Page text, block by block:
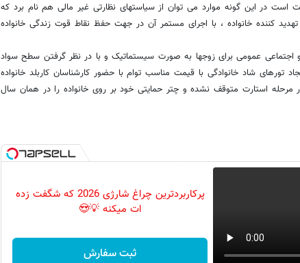
است در این گونه موارد می توان از سیاستهای نظارتی غیر مالی هم نام برد که
کننده خانواده ، با اجرای مستمر آن در جهت حفظ نقاط قوت زندگی خانواده
اجتماعی عمومی برای زوجها به صورت سیستماتیک و با در نظر گرفتن سطح سواد
تورهای شاد خانوادگی با قیمت مناسب توام با حضور کارشناسان کاربلد خانواده
مرحله استارت متوقف نشده و چتر حمایتی خود بر روی خانواده را در همان سال
پرکاربردترین چراغ شارژی 2026 که شگفت زده
ات میکنه 💡😍
ثبت سفارش